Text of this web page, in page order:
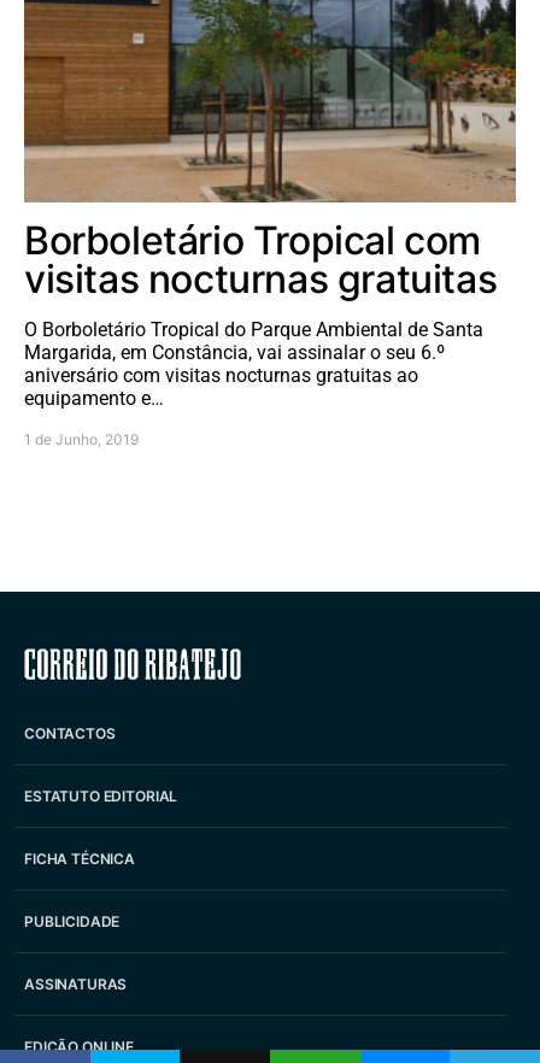
Borboletário Tropical com
visitas nocturnas gratuitas
O Borboletário Tropical do Parque Ambiental de Santa
Margarida, em Constância, vai assinalar o seu 6.º
aniversário com visitas nocturnas gratuitas ao
equipamento e…
1 de Junho, 2019
Correio do Ribatejo
CONTACTOS
ESTATUTO EDITORIAL
FICHA TÉCNICA
PUBLICIDADE
ASSINATURAS
EDIÇÃO ONLINE